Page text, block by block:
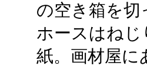
の空き箱を
ホースはね
紙。画材屋に